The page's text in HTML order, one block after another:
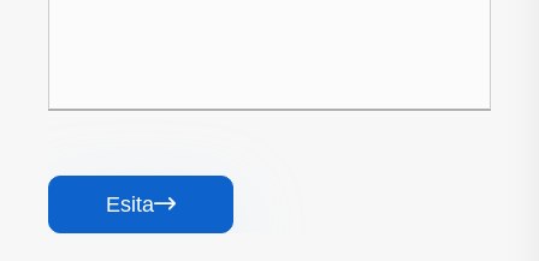
Esita